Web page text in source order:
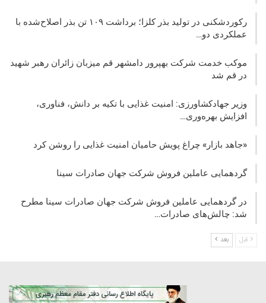
رکوردشکنی در تولید بذر کلزا؛ برداشت ۱۰۹ تن بذر اصلاح‌شده با
عملکردی دو…
موکب خدمت شرکت بهپرور دامشهر قم میزبان زائران رهبر شهید
در قم شد
وزیر جهادکشاورزی: امنیت غذایی با تکیه بر دانش، فناوری،
افزایش بهره‌وری…
«جاهد بازار» چراغ پویش حامیان امنیت غذایی را روشن کرد
گردهمایی عاملین فروش شرکت جهان صادرات سینا
در گردهمایی عاملین فروش شرکت جهان صادرات سینا مطرح
شد: چالش‌های صادرات…
قبل بعد